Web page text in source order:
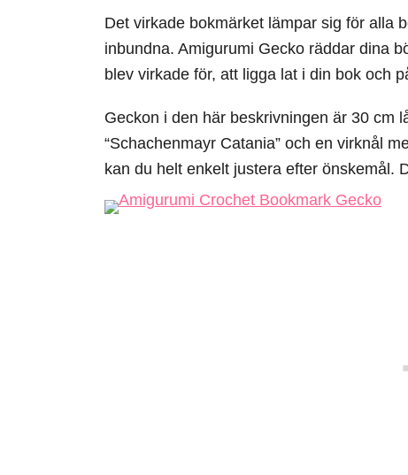
Det virkade bokmärket lämpar sig för alla
inbundna. Amigurumi Gecko räddar dina
blev virkade för, att ligga lat i din bok och
Geckon i den här beskrivningen är 30 cm
“Schachenmayr Catania” och en virknål
kan du helt enkelt justera efter önskemål.